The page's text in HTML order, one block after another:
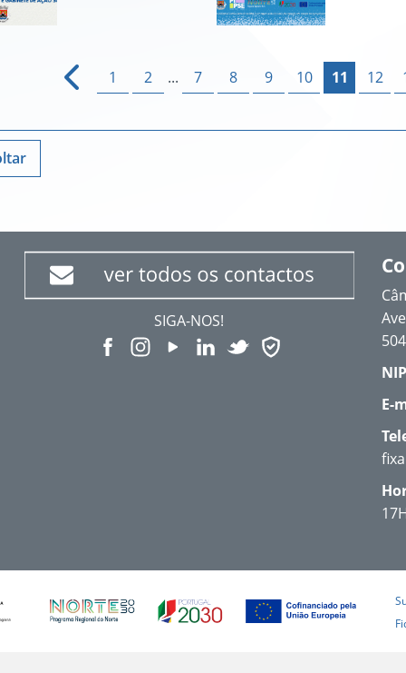
1 2 ... 7 8 9 10 11 12
SIGA-NOS!
E-